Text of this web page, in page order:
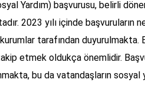
Yardım) başvurusu, belirli
2023 yılı içinde başvuruların
tarafından
etmek oldukça önemlidir.
bu da vatandaşların sosyal